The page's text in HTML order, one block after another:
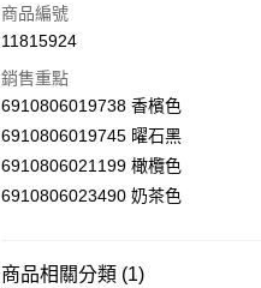
信用卡一次付款
Apple Pay
街口支付
悠遊付
AFTEE先享後付
商品編號
11815924
銷售重點
6910806019738 香檳色
6910806019745 曜石黑
6910806021199 橄欖色
6910806023490 奶茶色
商品相關分類 (1)